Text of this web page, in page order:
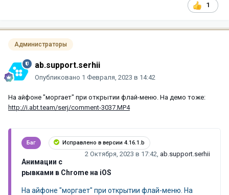
1
Администраторы
ab.support.serhii
Опубликовано 1 Февраля, 2023 в 14:42
На айфоне "моргает" при открытии флай-меню. На демо тоже:
http://i.abt.team/serj/comment-3037.MP4
Баг Исправлено в версии 4.16.1.b
2 Октября, 2023 в 17:42 ab.support.serhii
Анимации с
рывками в Chrome на iOS
На айфоне "моргает" при открытии флай-меню. На